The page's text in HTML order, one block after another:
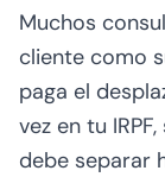
Muchos
cliente como
paga el
vez en tu
debe separar